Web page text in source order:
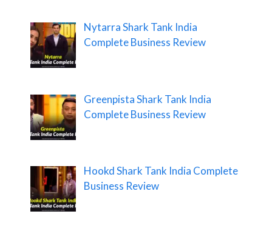
Nytarra Shark Tank India
Complete Business Review
Greenpista Shark Tank India
Complete Business Review
Hookd Shark Tank India Complete
Business Review